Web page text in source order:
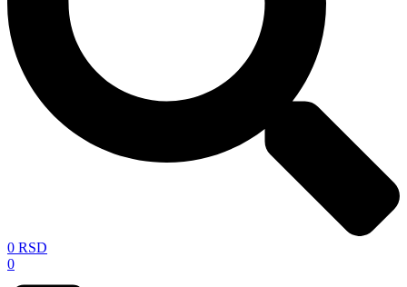
0 RSD
0